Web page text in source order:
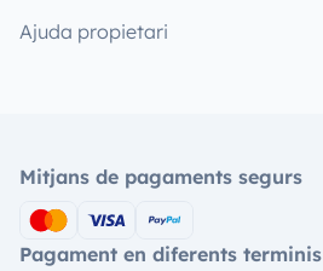
Ajuda propietari
Mitjans de pagaments segurs
Pagament en diferents terminis